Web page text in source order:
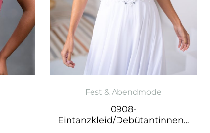
Fest & Abendmode
0908-
Eintanzkleid/Debütantinnenk